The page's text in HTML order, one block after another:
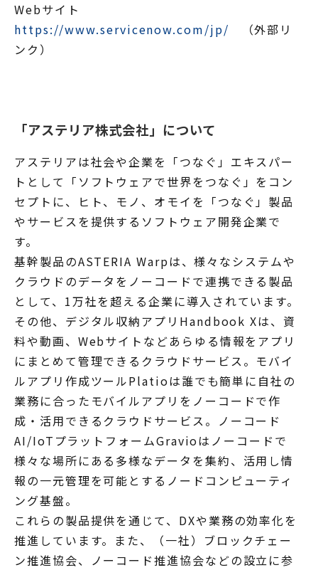
Webサイト
https://www.servicenow.com/jp/ （外部リ
ンク）
「アステリア株式会社」について
アステリアは社会や企業を「つなぐ」エキスパー
トとして「ソフトウェアで世界をつなぐ」をコン
セプトに、ヒト、モノ、オモイを「つなぐ」製品
やサービスを提供するソフトウェア開発企業で
す。
基幹製品のASTERIA Warpは、様々なシステムや
クラウドのデータをノーコードで連携できる製品
として、1万社を超える企業に導入されています。
その他、デジタル収納アプリHandbook Xは、資
料や動画、Webサイトなどあらゆる情報をアプリ
にまとめて管理できるクラウドサービス。モバイ
ルアプリ作成ツールPlatioは誰でも簡単に自社の
業務に合ったモバイルアプリをノーコードで作
成・活用できるクラウドサービス。ノーコード
AI/IoTプラットフォームGravioはノーコードで
様々な場所にある多様なデータを集約、活用し情
報の一元管理を可能とするノードコンピューティ
ング基盤。
これらの製品提供を通じて、DXや業務の効率化を
推進しています。また、（一社）ブロックチェー
ン推進協会、ノーコード推進協会などの設立に参